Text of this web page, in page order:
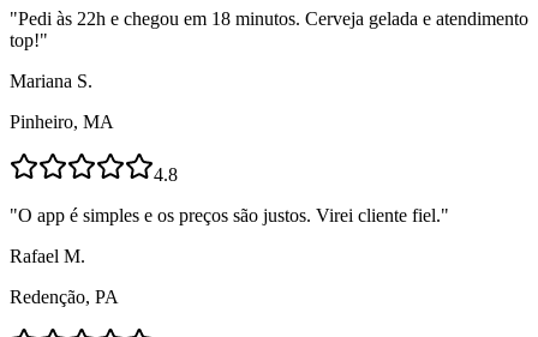
"Pedi às 22h e chegou em 18 minutos. Cerveja gelada e atendimento
top!"
Mariana S.
Pinheiro, MA
4.8
"O app é simples e os preços são justos. Virei cliente fiel."
Rafael M.
Redenção, PA